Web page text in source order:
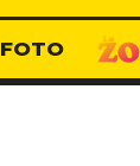
FOTO